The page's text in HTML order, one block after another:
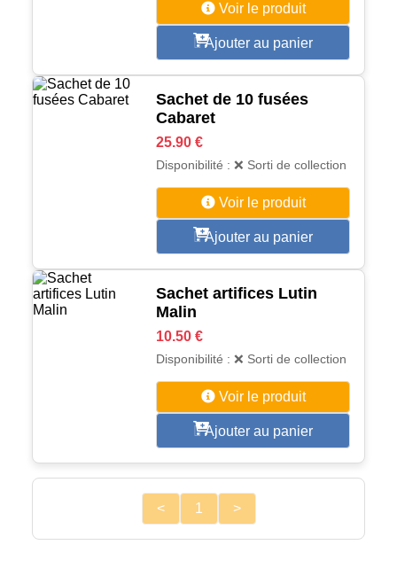
Voir le produit
Ajouter au panier
Sachet de 10 fusées
Cabaret
25.90 €
Disponibilité : ❌ Sorti de collection
Voir le produit
Ajouter au panier
Sachet artifices Lutin
Malin
10.50 €
Disponibilité : ❌ Sorti de collection
Voir le produit
Ajouter au panier
< 1 >